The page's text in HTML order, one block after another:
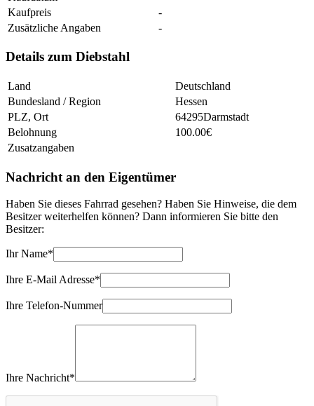
Kaufpreis
-
Zusätzliche Angaben
-
Details zum Diebstahl
Land
Deutschland
Bundesland / Region
Hessen
PLZ, Ort
64295Darmstadt
Belohnung
100.00€
Zusatzangaben
Nachricht an den Eigentümer
Haben Sie dieses Fahrrad gesehen? Haben Sie Hinweise, die dem
Besitzer weiterhelfen können? Dann informieren Sie bitte den
Besitzer:
Ihr Name*
Ihre E-Mail Adresse*
Ihre Telefon-Nummer
Ihre Nachricht*